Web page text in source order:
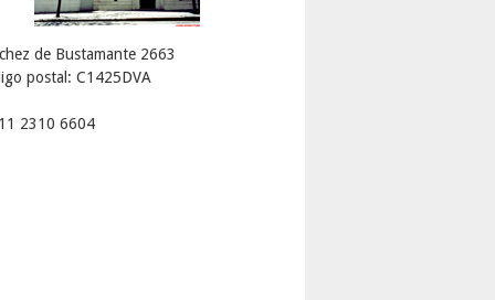
de Bustamante 2663
postal: C1425DVA
2310 6604